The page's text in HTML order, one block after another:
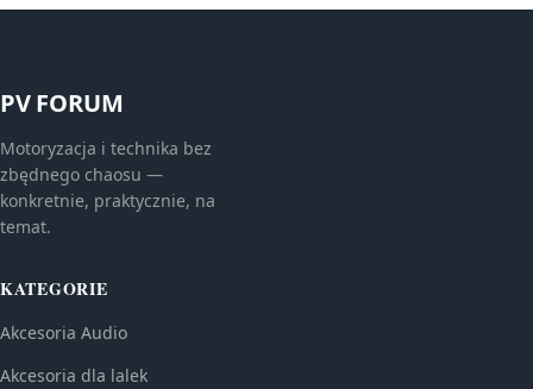
PV FORUM
Motoryzacja i technika bez
zbędnego chaosu —
konkretnie, praktycznie, na
temat.
KATEGORIE
Akcesoria Audio
Akcesoria dla lalek